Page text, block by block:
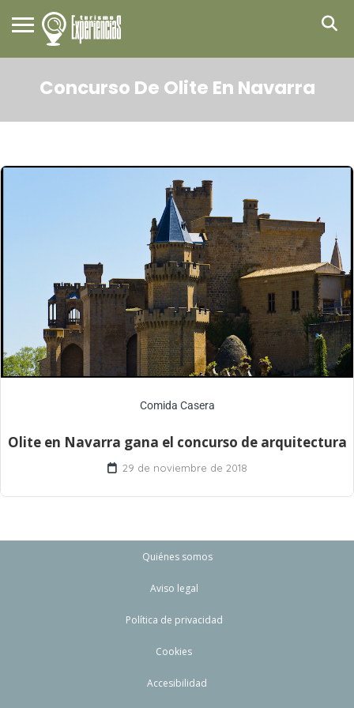
Concurso De Olite En Navarra
Comida Casera
Olite en Navarra gana el concurso de arquitectura
29 de noviembre de 2018
Quiénes somos
Aviso legal
Política de privacidad
Cookies
Accesibilidad